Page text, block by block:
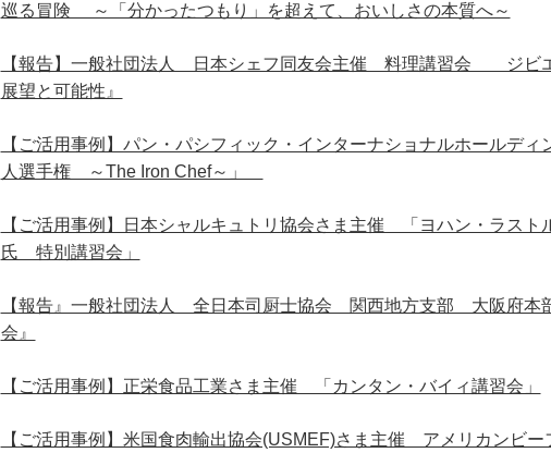
巡る冒険 ～「分かったつもり」を超えて、おいしさの本質へ～
【報告】一般社団法人 日本シェフ同友会主催 料理講習会 ジビ
展望と可能性』
【ご活用事例】パン・パシフィック・インターナショナルホールデ
人選手権 ～The Iron Chef～」
【ご活用事例】日本シャルキュトリ協会さま主催 「ヨハン・ラスト
氏 特別講習会」
【報告』一般社団法人 全日本司厨士協会 関西地方支部 大阪府本
会』
【ご活用事例】正栄食品工業さま主催 「カンタン・バイィ講習会」
【ご活用事例】米国食肉輸出協会(USMEF)さま主催 アメリカンビー